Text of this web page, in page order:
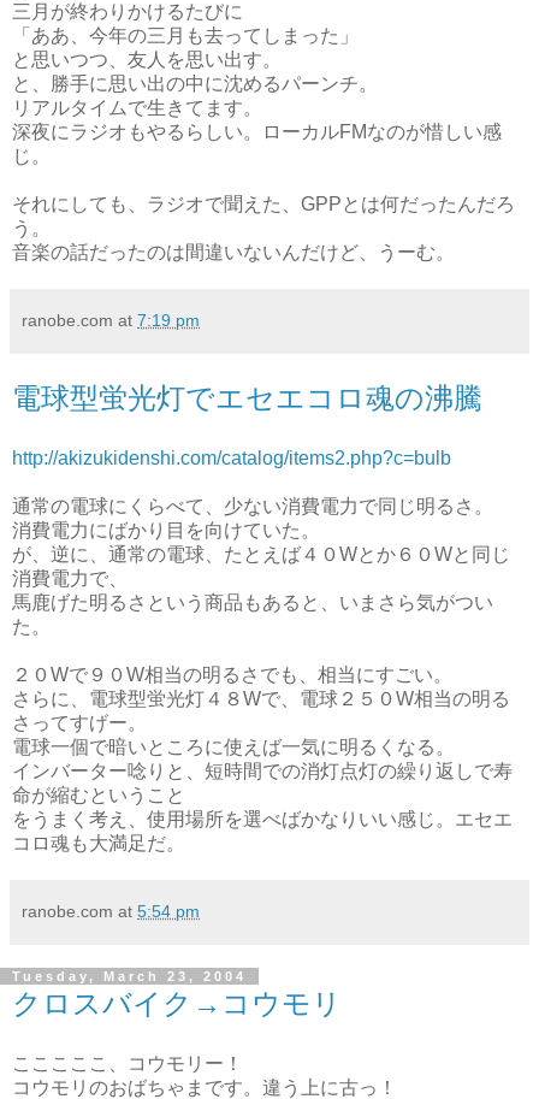
三月が終わりかけるたびに
「ああ、今年の三月も去ってしまった」
と思いつつ、友人を思い出す。
と、勝手に思い出の中に沈めるパーンチ。
リアルタイムで生きてます。
深夜にラジオもやるらしい。ローカルFMなのが惜しい感
じ。
それにしても、ラジオで聞えた、GPPとは何だったんだろ
う。
音楽の話だったのは間違いないんだけど、うーむ。
ranobe.com at 7:19 pm
電球型蛍光灯でエセエコロ魂の沸騰
http://akizukidenshi.com/catalog/items2.php?c=bulb
通常の電球にくらべて、少ない消費電力で同じ明るさ。
消費電力にばかり目を向けていた。
が、逆に、通常の電球、たとえば４０Wとか６０Wと同じ
消費電力で、
馬鹿げた明るさという商品もあると、いまさら気がつい
た。
２０Wで９０W相当の明るさでも、相当にすごい。
さらに、電球型蛍光灯４８Wで、電球２５０W相当の明る
さってすげー。
電球一個で暗いところに使えば一気に明るくなる。
インバーター唸りと、短時間での消灯点灯の繰り返しで寿
命が縮むということ
をうまく考え、使用場所を選べばかなりいい感じ。エセエ
コロ魂も大満足だ。
ranobe.com at 5:54 pm
Tuesday, March 23, 2004
クロスバイク→コウモリ
こここここ、コウモリー！
コウモリのおばちゃまです。違う上に古っ！